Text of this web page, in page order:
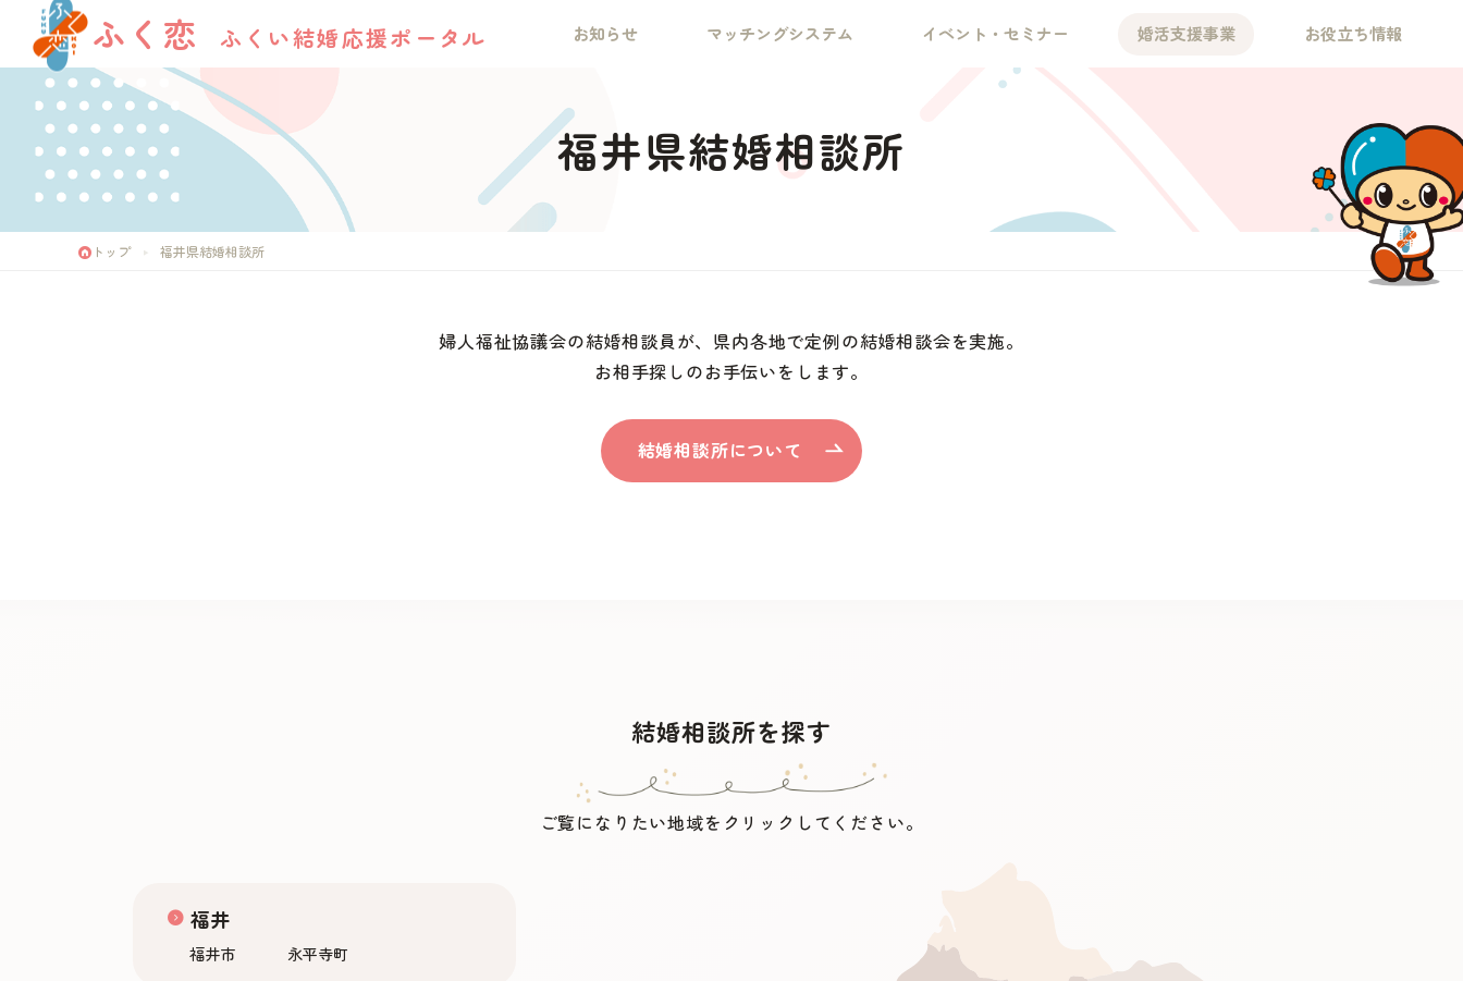
ふく恋 ふくい結婚応援ポータル お知らせ マッチングシステム イベント・セミナー 婚活支援事業 お役立ち情報
福井県結婚相談所
トップ 福井県結婚相談所
婦人福祉協議会の結婚相談員が、県内各地で定例の結婚相談会を実施。
お相手探しのお手伝いをします。
結婚相談所について
結婚相談所を探す
ご覧になりたい地域をクリックしてください。
福井
福井市 永平寺町